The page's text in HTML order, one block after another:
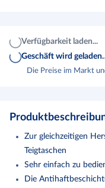
Verfügbarkeit laden...
Geschäft wird
Die Preise im Markt
Zur gleichzeitigen
Teigtaschen
Sehr einfach zu
Die